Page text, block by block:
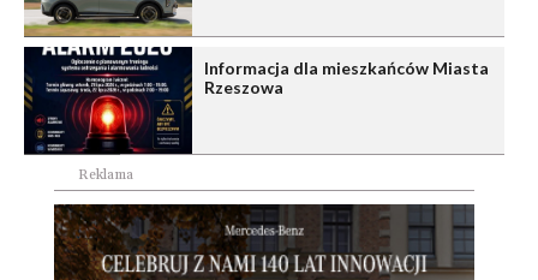
Informacja dla mieszkańców Miasta
Rzeszowa
Reklama